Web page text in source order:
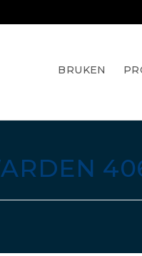
BRUKEN